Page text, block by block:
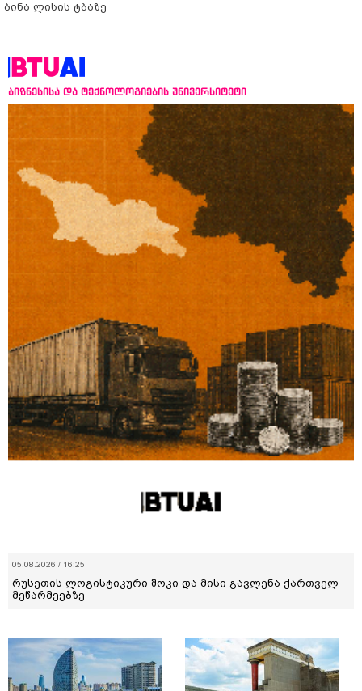
ბინა ლისის ტბაზე
ბიზნესისა და ტექნოლოგიების უნივერსიტეტი
05.08.2026 / 16:25
რუსეთის ლოგისტიკური შოკი და მისი გავლენა ქართველ
მეწარმეებზე